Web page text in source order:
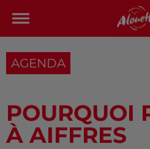
AGENDA
POURQUOI
À AIFFRES